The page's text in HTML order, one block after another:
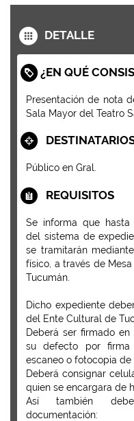
DETALLE
¿EN QUÉ
Presentación de nota
Sala Mayor del Teatro
Público en Gral.
REQUISITOS
Se informa que hasta
del sistema de
se tramitarán
físico, a través de
Tucumán.
Dicho expediente
del Ente Cultural de
Deberá ser firmado
su defecto por firma
escaneo o fotocopia de
Deberá consignar
quien se encargara de
Así también
documentación: